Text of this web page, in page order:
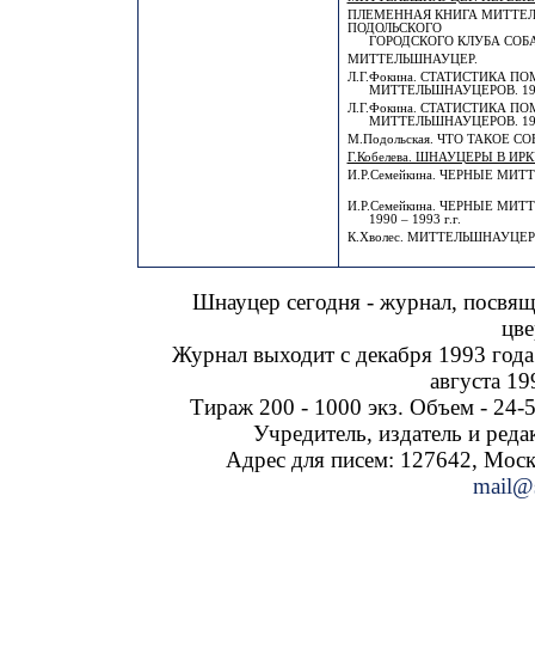
ПЛЕМЕННАЯ КНИГА
ПОДОЛЬСКОГО
ГОРОДСКОГО КЛУБА
МИТТЕЛЬШНАУЦЕР.
Л.Г.Фокина. СТАТИСТИКА
МИТТЕЛЬШНАУЦЕРОВ.
Л.Г.Фокина. СТАТИСТИКА
МИТТЕЛЬШНАУЦЕРОВ.
М.Подольская. ЧТО ТАКОЕ
Г.Кобелева. ШНАУЦЕРЫ В
И.Р.Семейкина. ЧЕРНЫЕ
И.Р.Семейкина. ЧЕРНЫЕ
1990 – 1993 г.г.
К.Хволес.
Шнауцер сегодня - журнал,
Журнал выходит с декабря 1993
августа
Тираж 200 - 1000 экз. Объем - 24-
Учредитель, издатель и
Адрес для писем: 127642,